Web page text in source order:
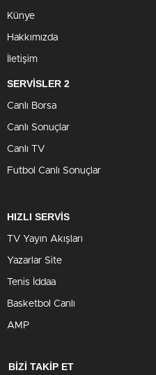
Künye
Hakkımızda
İletişim
SERVİSLER 2
Canlı Borsa
Canlı Sonuçlar
Canlı TV
Futbol Canlı Sonuçlar
HIZLI SERVİS
TV Yayın Akışları
Yazarlar Site
Tenis İddaa
Basketbol Canlı
AMP
BİZİ TAKİP ET